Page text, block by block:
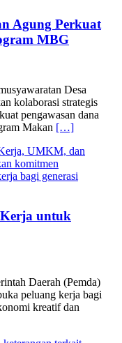
Agung Perkuat
MBG
Desa
kolaborasi strategis
pengawasan dana
Makan […]
untuk
Daerah (Pemda)
peluang kerja bagi
kreatif dan